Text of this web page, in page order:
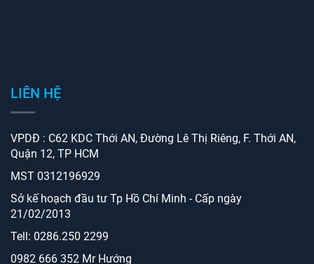
LIÊN HỆ
VPDĐ : C62 KDC Thới AN, Đường Lê Thị Riêng, F. Thới AN,
Quận 12, TP HCM
MST 0312196929
Sở kế hoạch đầu tư Tp Hồ Chí Minh - Cấp ngày
21/02/2013
Tell: 0286.250 2299
0982 666 352 Mr Hướng